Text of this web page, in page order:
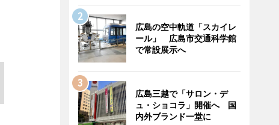
広島の空中軌道「スカイレ
ール」 広島市交通科学館
で常設展示へ
広島三越で「サロン・デ
ュ・ショコラ」開催へ 国
内外ブランド一堂に